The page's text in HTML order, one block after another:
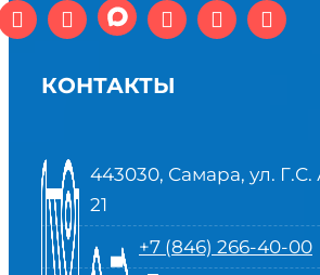
КОНТАКТЫ
443030, Самара, ул. Г.С.
21
+7 (846) 266-40-00